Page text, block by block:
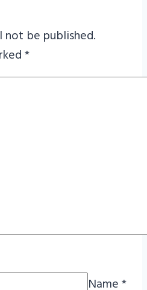
not be published.
*
Name*